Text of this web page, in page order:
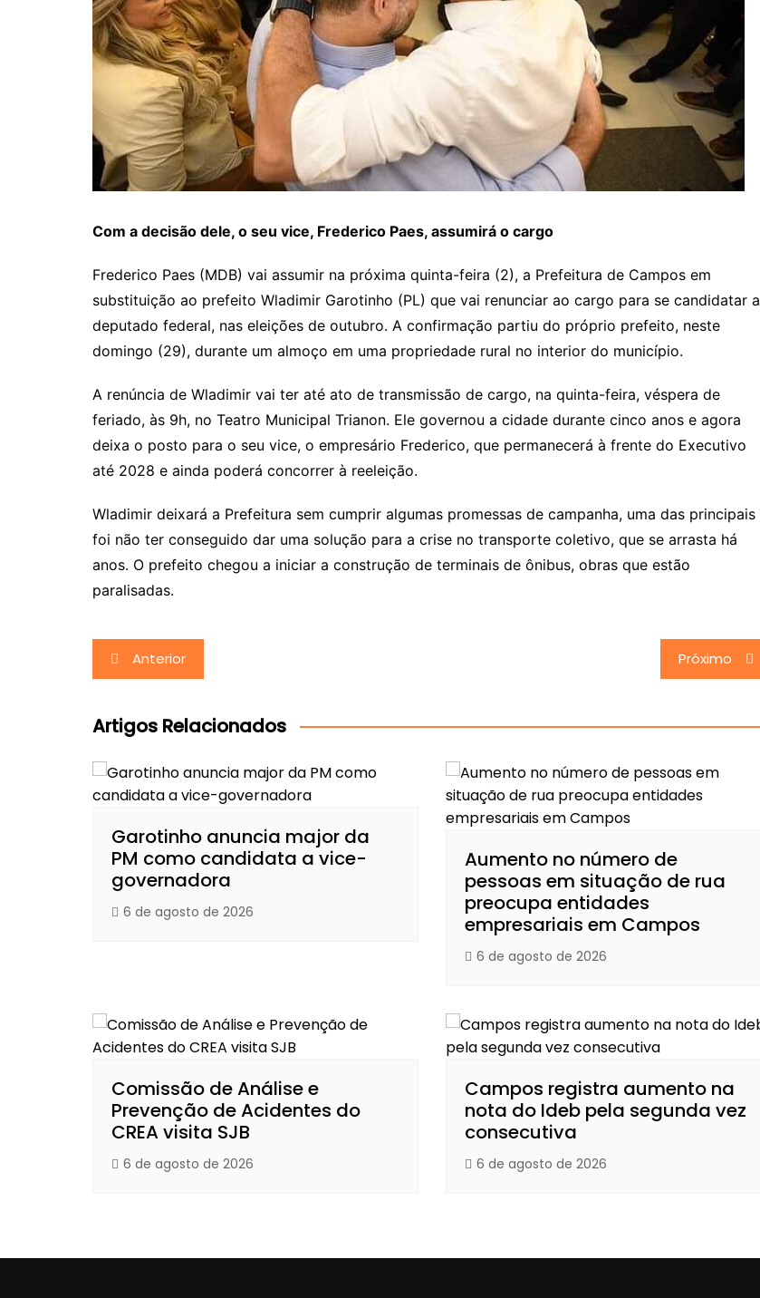
Com a decisão dele, o seu vice, Frederico Paes, assumirá o cargo
Frederico Paes (MDB) vai assumir na próxima quinta-feira (2), a Prefeitura de Campos em
substituição ao prefeito Wladimir Garotinho (PL) que vai renunciar ao cargo para se candidatar a
deputado federal, nas eleições de outubro. A confirmação partiu do próprio prefeito, neste
domingo (29), durante um almoço em uma propriedade rural no interior do município.
A renúncia de Wladimir vai ter até ato de transmissão de cargo, na quinta-feira, véspera de
feriado, às 9h, no Teatro Municipal Trianon. Ele governou a cidade durante cinco anos e agora
deixa o posto para o seu vice, o empresário Frederico, que permanecerá à frente do Executivo
até 2028 e ainda poderá concorrer à reeleição.
Wladimir deixará a Prefeitura sem cumprir algumas promessas de campanha, uma das principais
foi não ter conseguido dar uma solução para a crise no transporte coletivo, que se arrasta há
anos. O prefeito chegou a iniciar a construção de terminais de ônibus, obras que estão
paralisadas.
Navegação
de
Post
Anterior Próximo
Artigos Relacionados
Garotinho anuncia major da
PM como candidata a vice-
governadora
6 de agosto de 2026
Aumento no número de
pessoas em situação de rua
preocupa entidades
empresariais em Campos
6 de agosto de 2026
Comissão de Análise e
Prevenção de Acidentes do
CREA visita SJB
6 de agosto de 2026
Campos registra aumento na
nota do Ideb pela segunda vez
consecutiva
6 de agosto de 2026